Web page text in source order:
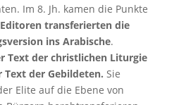
Im 8. Jh. kamen die Punkte
transferierten die
ins Arabische.
Text der christlichen Liturgie
der Gebildeten. Sie
Elite auf die Ebene von